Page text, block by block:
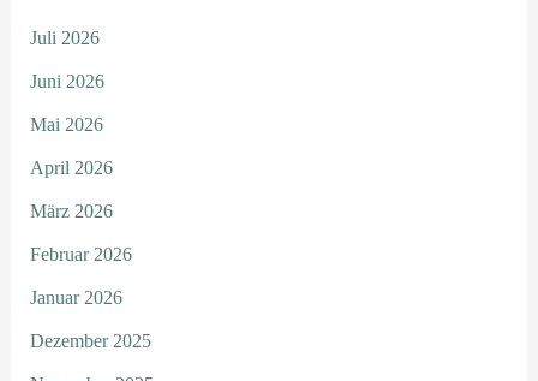
Juli 2026
Juni 2026
Mai 2026
April 2026
März 2026
Februar 2026
Januar 2026
Dezember 2025